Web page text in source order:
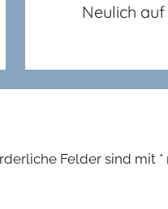
Neulich
Felder sind mit *